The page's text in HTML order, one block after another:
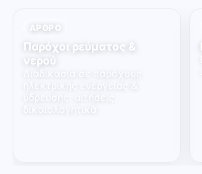
ΆΡΘΡΟ
Παρόχοι ρεύματος &
νερού
Διαδικασία σε παρόχους
ύδρευσης: αιτήσεις,